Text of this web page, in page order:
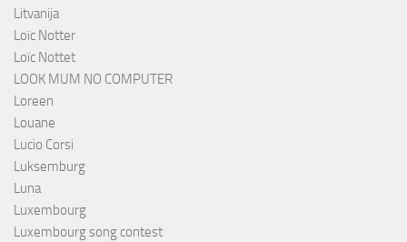
Litvanija
Loïc Notter
Loïc Nottet
LOOK MUM NO COMPUTER
Loreen
Louane
Lucio Corsi
Luksemburg
Luna
Luxembourg
Luxembourg song contest